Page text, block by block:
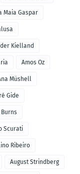
Maia Gaspar
Kielland
Amos Oz
Müshell
Gide
Scurati
Ribeiro
August Strindberg